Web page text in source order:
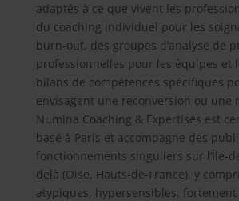
adaptés à ce que vivent les
du coaching individuel pour les
burn-out, des groupes d’analyse de
professionnelles pour les équipes et
bilans de compétences spécifiques
envisagent une reconversion ou une
Numina Coaching & Expertises est
basé à Paris et accompagne des
fonctionnements singuliers sur l’Île-
delà (Oise, Hauts-de-France), y
atypiques, hypersensibles, fortement